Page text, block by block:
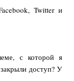
Twitter и
с которой я
доступ? У